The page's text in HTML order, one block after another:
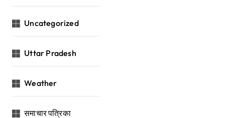
Uncategorized
Uttar Pradesh
Weather
समाचार पत्रिका